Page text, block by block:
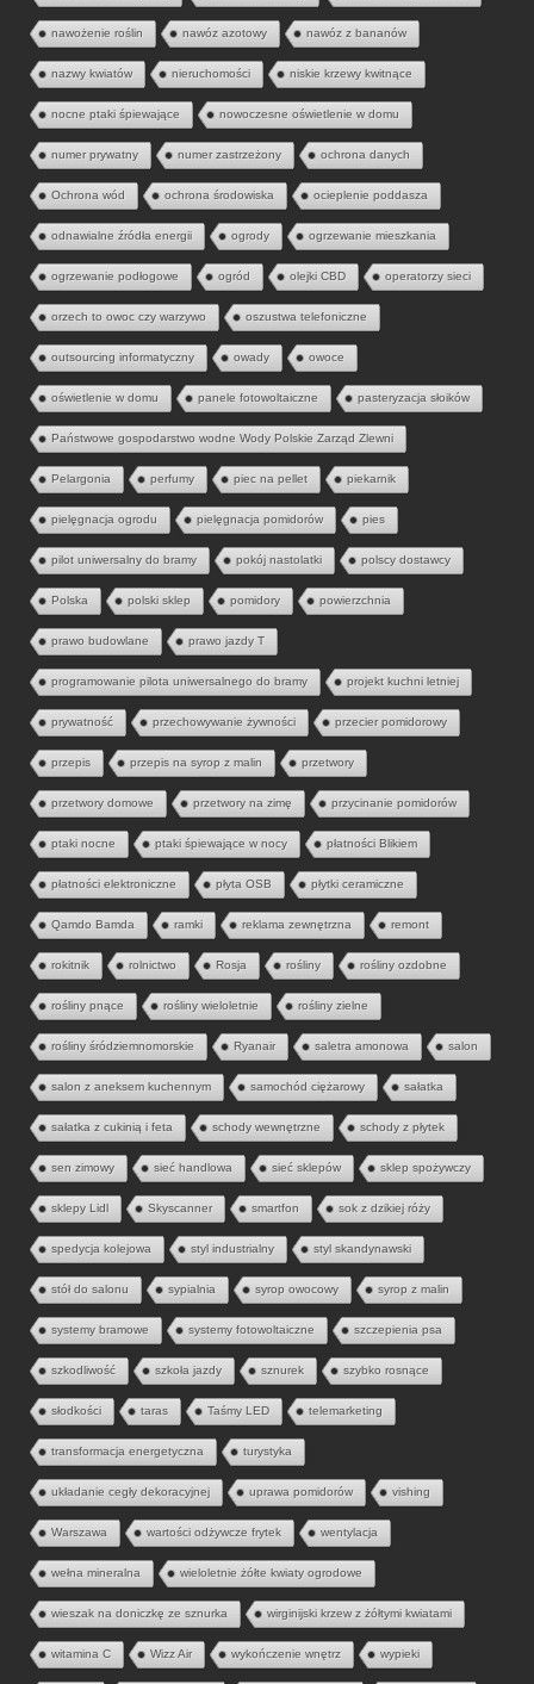
nawożenie roślin nawóz azotowy nawóz z bananów
nazwy kwiatów nieruchomości niskie krzewy kwitnące
nocne ptaki śpiewające nowoczesne oświetlenie w domu
numer prywatny numer zastrzeżony ochrona danych
Ochrona wód ochrona środowiska ocieplenie poddasza
odnawialne źródła energii ogrody ogrzewanie mieszkania
ogrzewanie podłogowe ogród olejki CBD operatorzy sieci
orzech to owoc czy warzywo oszustwa telefoniczne
outsourcing informatyczny owady owoce
oświetlenie w domu panele fotowoltaiczne pasteryzacja słoików
Państwowe gospodarstwo wodne Wody Polskie Zarząd Zlewni
Pelargonia perfumy piec na pellet piekarnik
pielęgnacja ogrodu pielęgnacja pomidorów pies
pilot uniwersalny do bramy pokój nastolatki polscy dostawcy
Polska polski sklep pomidory powierzchnia
prawo budowlane prawo jazdy T
programowanie pilota uniwersalnego do bramy projekt kuchni letniej
prywatność przechowywanie żywności przecier pomidorowy
przepis przepis na syrop z malin przetwory
przetwory domowe przetwory na zimę przycinanie pomidorów
ptaki nocne ptaki śpiewające w nocy płatności Blikiem
płatności elektroniczne płyta OSB płytki ceramiczne
Qamdo Bamda ramki reklama zewnętrzna remont
rokitnik rolnictwo Rosja rośliny rośliny ozdobne
rośliny pnące rośliny wieloletnie rośliny zielne
rośliny śródziemnomorskie Ryanair saletra amonowa salon
salon z aneksem kuchennym samochód ciężarowy sałatka
sałatka z cukinią i feta schody wewnętrzne schody z płytek
sen zimowy sieć handlowa sieć sklepów sklep spożywczy
sklepy Lidl Skyscanner smartfon sok z dzikiej róży
spedycja kolejowa styl industrialny styl skandynawski
stół do salonu sypialnia syrop owocowy syrop z malin
systemy bramowe systemy fotowoltaiczne szczepienia psa
szkodliwość szkoła jazdy sznurek szybko rosnące
słodkości taras Taśmy LED telemarketing
transformacja energetyczna turystyka
układanie cegły dekoracyjnej uprawa pomidorów vishing
Warszawa wartości odżywcze frytek wentylacja
wełna mineralna wieloletnie żółte kwiaty ogrodowe
wieszak na doniczkę ze sznurka wirginijski krzew z żółtymi kwiatami
witamina C Wizz Air wykończenie wnętrz wypieki